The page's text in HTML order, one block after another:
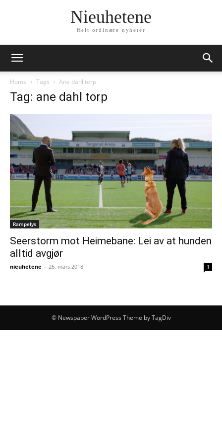
Nieuhetene
Helt ordinære nyheter
Home Tags Ane dahl torp
Tag: ane dahl torp
Rampelys
Seerstorm mot Heimebane: Lei av at hunden
alltid avgjør
nieuhetene - 26. mars 2018 1
© Newspaper WordPress Theme by TagDiv